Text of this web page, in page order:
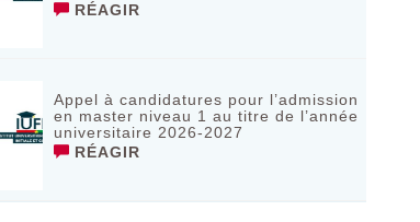
RÉAGIR
Appel à candidatures pour l’admission
en master niveau 1 au titre de l’année
universitaire 2026-2027
RÉAGIR